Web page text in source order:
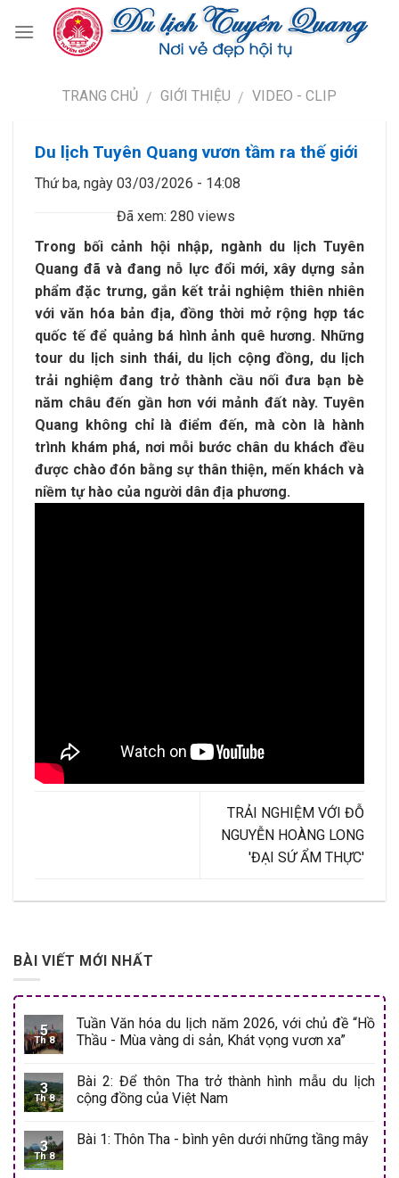
TRANG CHỦ / GIỚI THIỆU / VIDEO - CLIP
Du lịch Tuyên Quang vươn tầm ra thế giới
Thứ ba, ngày 03/03/2026 - 14:08
Đã xem: 280 views
Trong bối cảnh hội nhập, ngành du lịch Tuyên
Quang đã và đang nỗ lực đổi mới, xây dựng sản
phẩm đặc trưng, gắn kết trải nghiệm thiên nhiên
với văn hóa bản địa, đồng thời mở rộng hợp tác
quốc tế để quảng bá hình ảnh quê hương. Những
tour du lịch sinh thái, du lịch cộng đồng, du lịch
trải nghiệm đang trở thành cầu nối đưa bạn bè
năm châu đến gần hơn với mảnh đất này. Tuyên
Quang không chỉ là điểm đến, mà còn là hành
trình khám phá, nơi mỗi bước chân du khách đều
được chào đón bằng sự thân thiện, mến khách và
niềm tự hào của người dân địa phương.
TRẢI NGHIỆM VỚI ĐỖ
NGUYỄN HOÀNG LONG
'ĐẠI SỨ ẨM THỰC'
BÀI VIẾT MỚI NHẤT
5
Th 8
Tuần Văn hóa du lịch năm 2026, với chủ đề “Hồ
Thầu - Mùa vàng di sản, Khát vọng vươn xa”
3
Th 8
Bài 2: Để thôn Tha trở thành hình mẫu du lịch
cộng đồng của Việt Nam
3
Th 8
Bài 1: Thôn Tha - bình yên dưới những tầng mây